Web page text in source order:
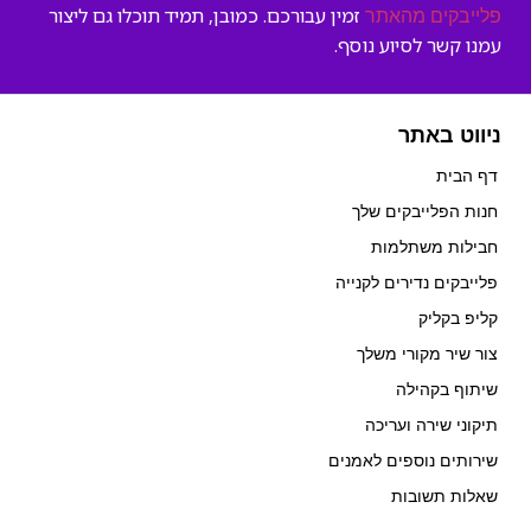
פלייבקים מהאתר זמין עבורכם. כמובן, תמיד תוכלו גם ליצור
עמנו קשר לסיוע נוסף.
ניווט באתר
דף הבית
חנות הפלייבקים שלך
חבילות משתלמות
פלייבקים נדירים לקנייה
קליפ בקליק
צור שיר מקורי משלך
שיתוף בקהילה
תיקוני שירה ועריכה
שירותים נוספים לאמנים
שאלות תשובות